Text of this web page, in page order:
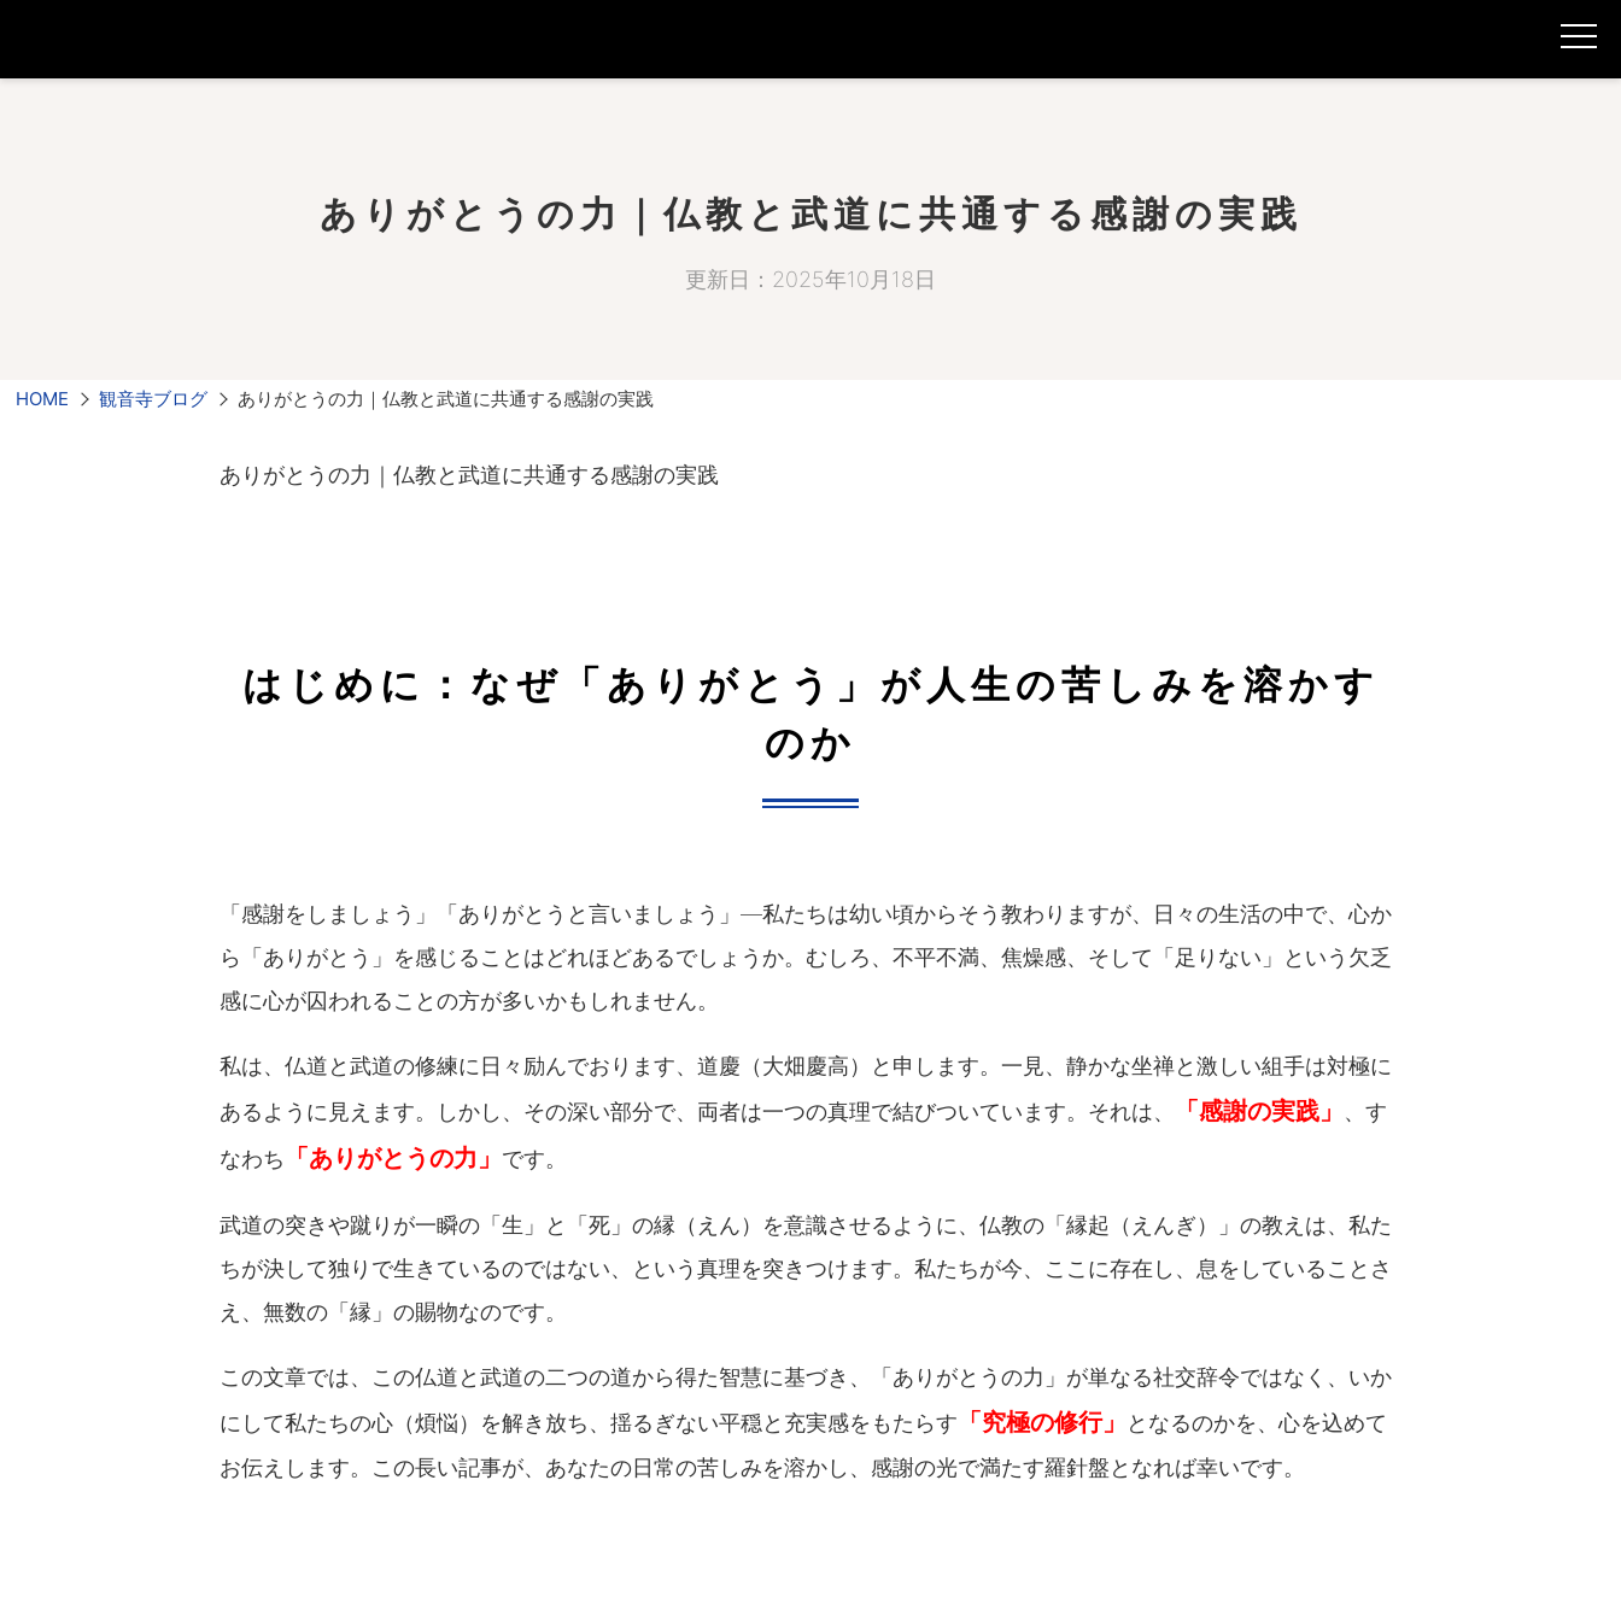
ありがとうの力｜仏教と武道に共通する感謝の実践
更新日：2025年10月18日
HOME 観音寺ブログ ありがとうの力｜仏教と武道に共通する感謝の実践
ありがとうの力｜仏教と武道に共通する感謝の実践
はじめに：なぜ「ありがとう」が人生の苦しみを溶かす
のか
「感謝をしましょう」「ありがとうと言いましょう」—私たちは幼い頃からそう教わりますが、日々の生活の中で、心か
ら「ありがとう」を感じることはどれほどあるでしょうか。むしろ、不平不満、焦燥感、そして「足りない」という欠乏
感に心が囚われることの方が多いかもしれません。
私は、仏道と武道の修練に日々励んでおります、道慶（大畑慶高）と申します。一見、静かな坐禅と激しい組手は対極に
あるように見えます。しかし、その深い部分で、両者は一つの真理で結びついています。それは、
「感謝の実践」
、す
なわち
「ありがとうの力」 です。
武道の突きや蹴りが一瞬の「生」と「死」の縁（えん）を意識させるように、仏教の「縁起（えんぎ）」の教えは、私た
ちが決して独りで生きているのではない、という真理を突きつけます。私たちが今、ここに存在し、息をしていることさ
え、無数の「縁」の賜物なのです。
この文章では、この仏道と武道の二つの道から得た智慧に基づき、「ありがとうの力」が単なる社交辞令ではなく、いか
にして私たちの心（煩悩）を解き放ち、揺るぎない平穏と充実感をもたらす
「究極の修行」
となるのかを、心を込めて
お伝えします。この長い記事が、あなたの日常の苦しみを溶かし、感謝の光で満たす羅針盤となれば幸いです。